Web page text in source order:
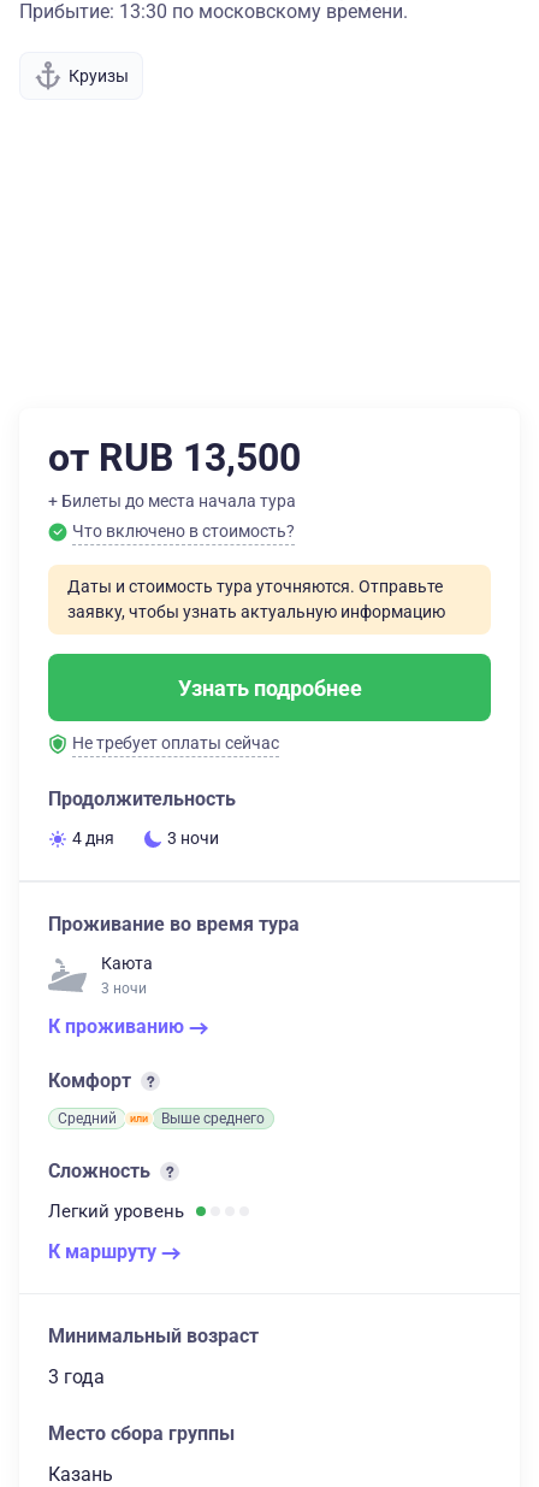
Прибытие: 13:30 по московскому времени.
Круизы
от RUB 13,500
+ Билеты до места начала тура
Что включено в стоимость?
Даты и стоимость тура уточняются. Отправьте
заявку, чтобы узнать актуальную информацию
Узнать подробнее
Не требует оплаты сейчас
Продолжительность
4 дня 3 ночи
Проживание во время тура
Каюта
3 ночи
К проживанию
Комфорт
Средний Выше среднего
Сложность
Легкий уровень
К маршруту
Минимальный возраст
3 года
Место сбора группы
Казань